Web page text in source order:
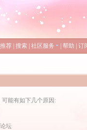
推荐 搜索 社区服务 帮助 订
能有如下几个原因:
坛